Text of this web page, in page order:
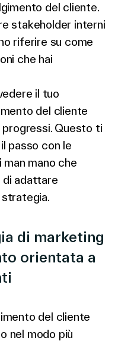
del cliente.
stakeholder interni
riferire su come
che hai
il tuo
del cliente
Questo ti
passo con le
mano che
di adattare
di marketing
orientata a
del cliente
nel modo più